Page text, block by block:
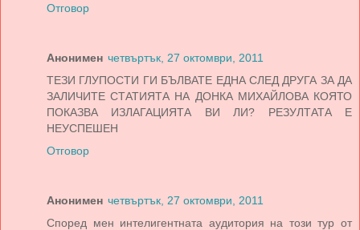
Отговор
Анонимен четвъртък, 27 октомври, 2011
ТЕЗИ ГЛУПОСТИ ГИ БЪЛВАТЕ ЕДНА СЛЕД ДРУГА ЗА ДА
ЗАЛИЧИТЕ СТАТИЯТА НА ДОНКА МИХАЙЛОВА КОЯТО
ПОКАЗВА ИЗЛАГАЦИЯТА ВИ ЛИ? РЕЗУЛТАТА Е
НЕУСПЕШЕН
Отговор
Анонимен четвъртък, 27 октомври, 2011
Според мен интелигентната аудитория на този тур от